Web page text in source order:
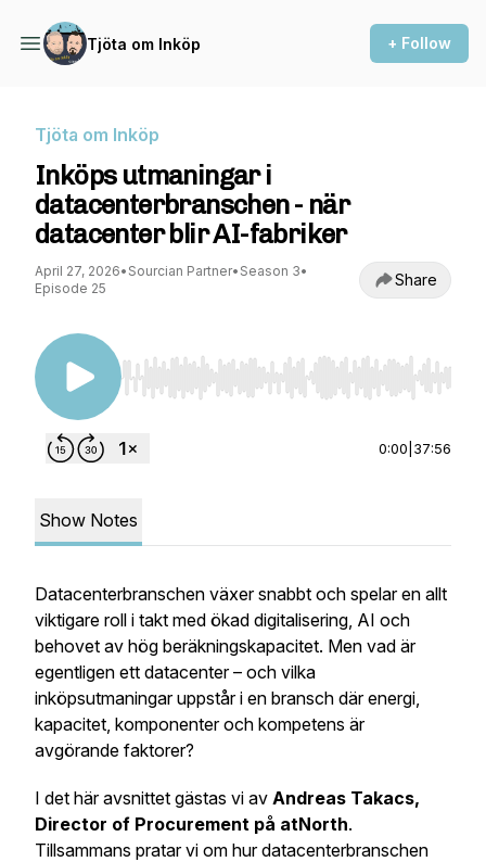
Tjöta om Inköp + Follow
Tjöta om Inköp
Inköps utmaningar i
datacenterbranschen - när
datacenter blir AI-fabriker
April 27, 2026• Sourcian Partner• Season 3•
Episode 25
Share
Use Left/Right to seek, Home/End to jump to
0:00 37:56
Show Notes
Datacenterbranschen växer snabbt och spelar en allt
viktigare roll i takt med ökad digitalisering, AI och
behovet av hög beräkningskapacitet. Men vad är
egentligen ett datacenter – och vilka
inköpsutmaningar uppstår i en bransch där energi,
kapacitet, komponenter och kompetens är
avgörande faktorer?
I det här avsnittet gästas vi av Andreas Takacs,
Director of Procurement på atNorth.
Tillsammans pratar vi om hur datacenterbranschen